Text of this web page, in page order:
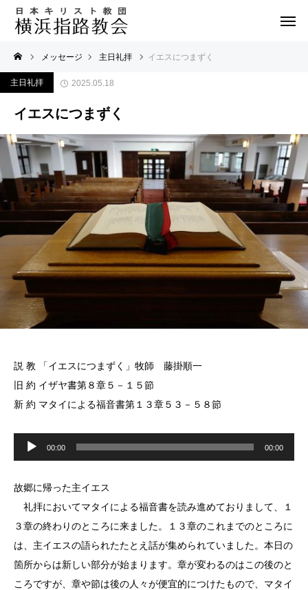
メッセージ 主日礼拝 イエスにつまずく
主日礼拝 2025.05.18
イエスにつまずく
説 教 「イエスにつまずく」牧師 藤掛順一
旧 約 イザヤ書第８章５－１５節
新 約 マタイによる福音書第１３章５３－５８節
ヤ
ー
00:00 00:00
故郷に帰った主イエス
礼拝においてマタイによる福音書を読み進めておりまして、１
３章の終わりのところに来ました。１３章のこれまでのところに
は、主イエスの語られたたとえ話が集められていました。本日の
箇所からは新しい部分が始まります。章が変わるのはこの後のと
ころですが、章や節は後の人々が便宜的につけたもので、マタイ